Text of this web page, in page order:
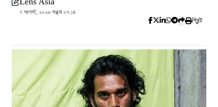
৭ আগস্ট, ২০২৬ সন্ধ্যা ০৭:১৪
প্রিন্ট